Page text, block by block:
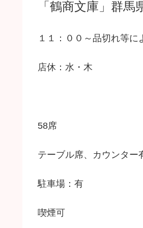
「鶴商文庫」群
１１：００～品切れ等に
店休：水・木
58席
テーブル席、カウンター
駐車場：有
喫煙可